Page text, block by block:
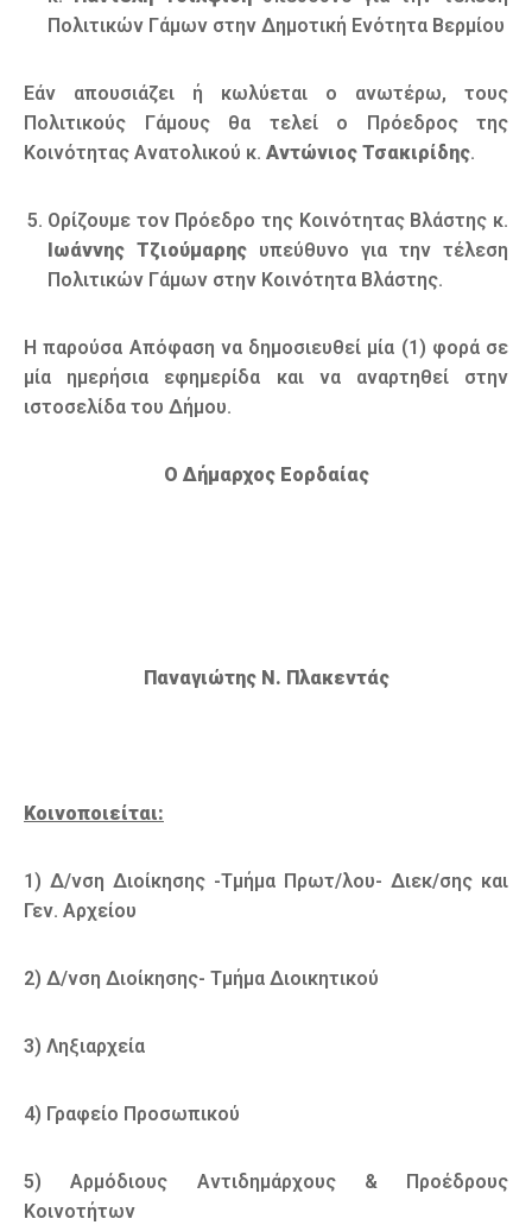
Πολιτικών Γάμων στην Δημοτική Ενότητα Βερμίου
Εάν απουσιάζει ή κωλύεται ο ανωτέρω, τους
Πολιτικούς Γάμους θα τελεί ο Πρόεδρος της
Κοινότητας Ανατολικού κ. Αντώνιος Τσακιρίδης.
Ορίζουμε τον Πρόεδρο της Κοινότητας Βλάστης κ.
Ιωάννης Τζιούμαρης υπεύθυνο για την τέλεση
Πολιτικών Γάμων στην Κοινότητα Βλάστης.
Η παρούσα Απόφαση να δημοσιευθεί μία (1) φορά σε
μία ημερήσια εφημερίδα και να αναρτηθεί στην
ιστοσελίδα του Δήμου.
Ο Δήμαρχος Εορδαίας
Παναγιώτης Ν. Πλακεντάς
Κοινοποιείται:
1) Δ/νση Διοίκησης -Τμήμα Πρωτ/λου- Διεκ/σης και
Γεν. Αρχείου
2) Δ/νση Διοίκησης- Τμήμα Διοικητικού
3) Ληξιαρχεία
4) Γραφείο Προσωπικού
5) Αρμόδιους Αντιδημάρχους & Προέδρους
Κοινοτήτων